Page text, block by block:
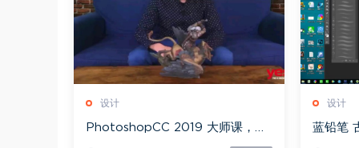
设计
PhotoshopCC 2019 大师课，网
设计
蓝铅笔